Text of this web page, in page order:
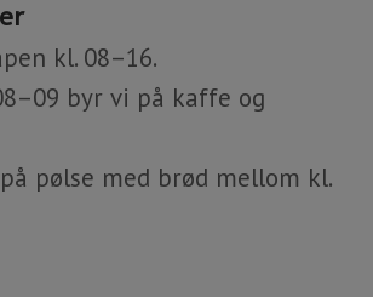
kl. 08–16.
byr vi på kaffe og
pølse med brød mellom kl.